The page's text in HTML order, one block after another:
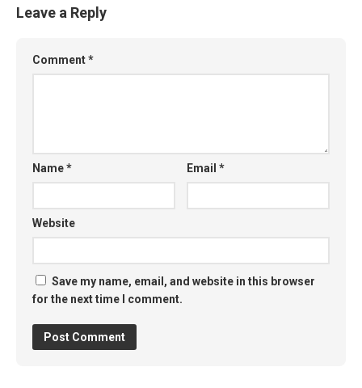
Leave a Reply
Comment*
Name* Email*
Website
Save my name, email, and website in this browser
for the next time I comment.